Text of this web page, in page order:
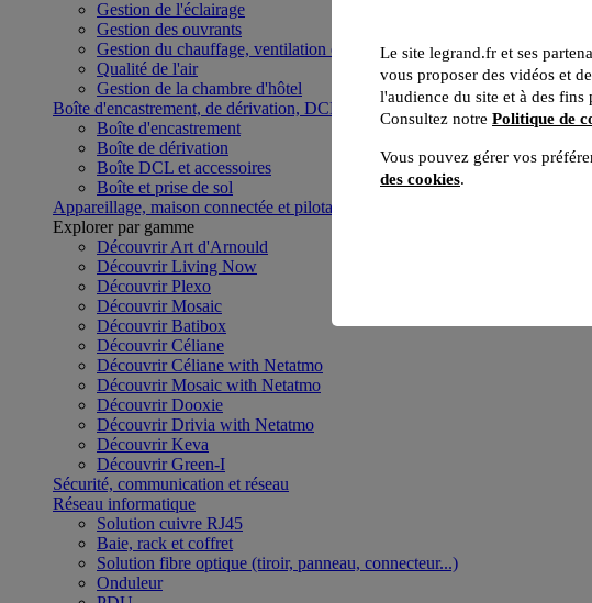
Gestion de l'éclairage
Gestion des ouvrants
Gestion du chauffage, ventilation et climatisation
Qualité de l'air
Gestion de la chambre d'hôtel
Boîte d'encastrement, de dérivation, DCL et boîte de sol
Boîte d'encastrement
Boîte de dérivation
Boîte DCL et accessoires
Boîte et prise de sol
Appareillage, maison connectée et pilotage du bâtiment
Explorer par gamme
Découvrir Art d'Arnould
Découvrir Living Now
Découvrir Plexo
Découvrir Mosaic
Découvrir Batibox
Découvrir Céliane
Découvrir Céliane with Netatmo
Découvrir Mosaic with Netatmo
Découvrir Dooxie
Découvrir Drivia with Netatmo
Découvrir Keva
Découvrir Green-I
Sécurité, communication et réseau
Réseau informatique
Solution cuivre RJ45
Baie, rack et coffret
Solution fibre optique (tiroir, panneau, connecteur...)
Onduleur
Le site legrand.fr et ses
vous proposer des vidéos et
l'audience du site et à des fins
Consultez notre Politique de
Vous pouvez gérer vos
des cookies.